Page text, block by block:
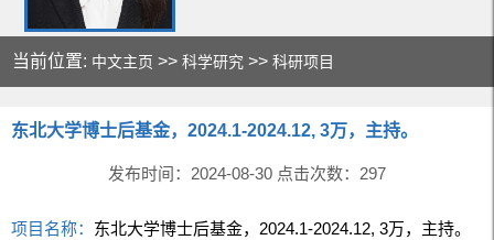
当前位置: 中文主页 >>科学研究 >>科研项目
东北大学博士后基金，2024.1-2024.12, 3万，主持。
发布时间：2024-08-30 点击次数： 297
项目名称： 东北大学博士后基金，2024.1-2024.12, 3万，主持。